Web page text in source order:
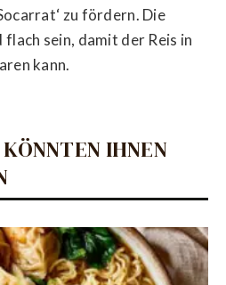
zu fördern. Die
sein, damit der Reis in
kann.
IHNEN